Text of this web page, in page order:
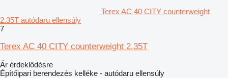
Terex AC 40 CITY counterweight
2.35T autódaru ellensúly
7
Terex AC 40 CITY counterweight 2.35T
Ár érdeklődésre
Építőipari berendezés kelléke - autódaru ellensúly